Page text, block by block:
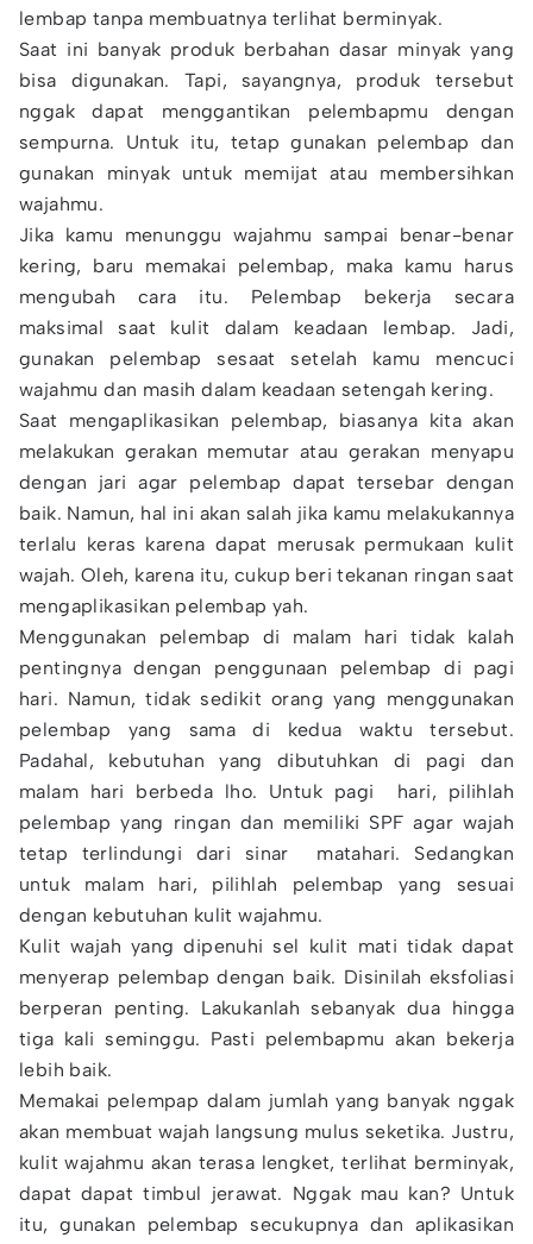
lembap tanpa membuatnya terlihat berminyak.
Saat ini banyak produk berbahan dasar minyak yang
bisa digunakan. Tapi, sayangnya, produk tersebut
nggak dapat menggantikan pelembapmu dengan
sempurna. Untuk itu, tetap gunakan pelembap dan
gunakan minyak untuk memijat atau membersihkan
wajahmu.
Jika kamu menunggu wajahmu sampai benar-benar
kering, baru memakai pelembap, maka kamu harus
mengubah cara itu. Pelembap bekerja secara
maksimal saat kulit dalam keadaan lembap. Jadi,
gunakan pelembap sesaat setelah kamu mencuci
wajahmu dan masih dalam keadaan setengah kering.
Saat mengaplikasikan pelembap, biasanya kita akan
melakukan gerakan memutar atau gerakan menyapu
dengan jari agar pelembap dapat tersebar dengan
baik. Namun, hal ini akan salah jika kamu melakukannya
terlalu keras karena dapat merusak permukaan kulit
wajah. Oleh, karena itu, cukup beri tekanan ringan saat
mengaplikasikan pelembap yah.
Menggunakan pelembap di malam hari tidak kalah
pentingnya dengan penggunaan pelembap di pagi
hari. Namun, tidak sedikit orang yang menggunakan
pelembap yang sama di kedua waktu tersebut.
Padahal, kebutuhan yang dibutuhkan di pagi dan
malam hari berbeda lho. Untuk pagi hari, pilihlah
pelembap yang ringan dan memiliki SPF agar wajah
tetap terlindungi dari sinar matahari. Sedangkan
untuk malam hari, pilihlah pelembap yang sesuai
dengan kebutuhan kulit wajahmu.
Kulit wajah yang dipenuhi sel kulit mati tidak dapat
menyerap pelembap dengan baik. Disinilah eksfoliasi
berperan penting. Lakukanlah sebanyak dua hingga
tiga kali seminggu. Pasti pelembapmu akan bekerja
lebih baik.
Memakai pelempap dalam jumlah yang banyak nggak
akan membuat wajah langsung mulus seketika. Justru,
kulit wajahmu akan terasa lengket, terlihat berminyak,
dapat dapat timbul jerawat. Nggak mau kan? Untuk
itu, gunakan pelembap secukupnya dan aplikasikan